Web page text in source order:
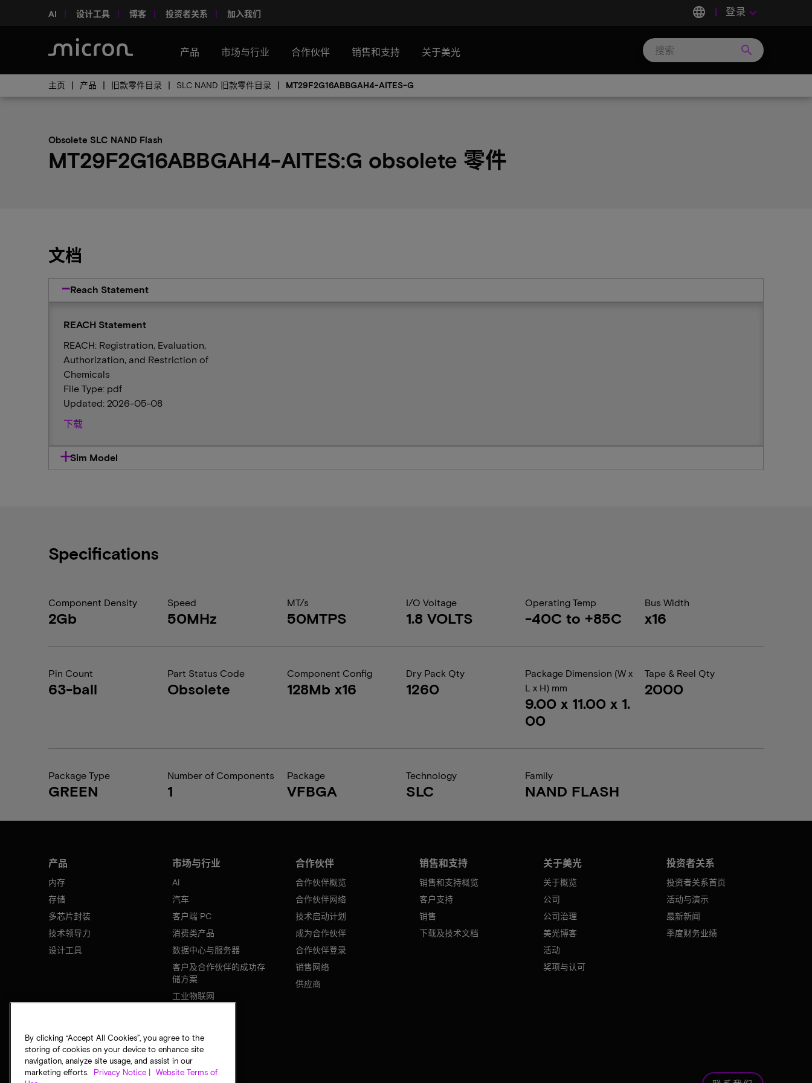
AI 设计工具 博客 投资者关系 加入我们 language 登录 keyboard_arrow_down
产品 市场与行业 合作伙伴 销售和支持 关于美光 search
主页 产品 旧款零件目录 SLC NAND 旧款零件目录 MT29F2G16ABBGAH4-AITES-G
Obsolete SLC NAND Flash
MT29F2G16ABBGAH4-AITES:G obsolete 零件
文档
Reach Statement
REACH Statement
REACH: Registration, Evaluation,
Authorization, and Restriction of
Chemicals
File Type: pdf
Updated: 2026-05-08
下载
Sim Model
Specifications
Component Density
2Gb
Speed
50MHz
MT/s
50MTPS
I/O Voltage
1.8 VOLTS
Operating Temp
-40C to +85C
Bus Width
x16
Pin Count
63-ball
Part Status Code
Obsolete
Component Config
128Mb x16
Dry Pack Qty
1260
Package Dimension (W x
L x H) mm
9.00 x 11.00 x 1.
00
Tape & Reel Qty
2000
Package Type
GREEN
Number of Components
1
Package
VFBGA
Technology
SLC
Family
NAND FLASH
产品
内存
存储
多芯片封装
技术领导力
设计工具
市场与行业
AI
汽车
客户端 PC
消费类产品
数据中心与服务器
客户及合作伙伴的成功存
储方案
工业物联网
合作伙伴
合作伙伴概览
合作伙伴网络
技术启动计划
成为合作伙伴
合作伙伴登录
销售网络
供应商
销售和支持
销售和支持概览
客户支持
销售
下载及技术文档
关于美光
关于概览
公司
公司治理
美光博客
活动
奖项与认可
投资者关系
投资者关系首页
活动与演示
最新新闻
季度财务业绩
By clicking “Accept All Cookies”, you agree to the
storing of cookies on your device to enhance site
navigation, analyze site usage, and assist in our
marketing efforts.
Privacy Notice |
Website Terms of